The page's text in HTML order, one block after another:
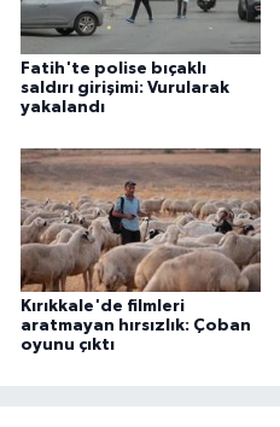
Fatih'te polise bıçaklı
saldırı girişimi: Vurularak
yakalandı
Kırıkkale'de filmleri
aratmayan hırsızlık: Çoban
oyunu çıktı